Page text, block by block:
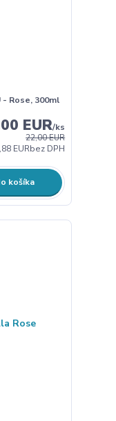
Rose, 300ml
22,00 EUR
EUR/ks
EURbez DPH
košíka